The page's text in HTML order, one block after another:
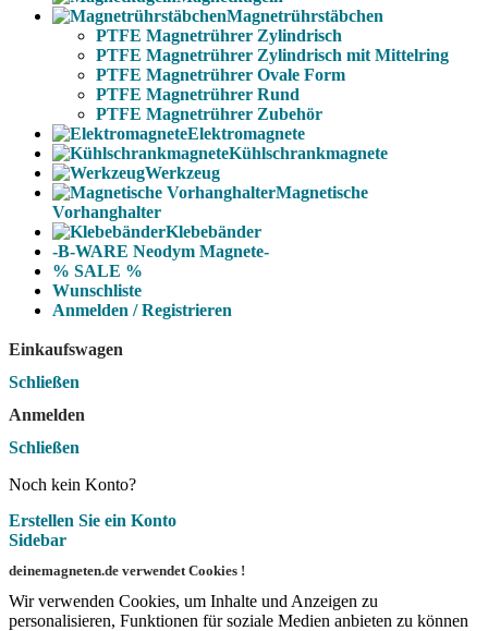
Magnetrührstäbchen
PTFE Magnetrührer Zylindrisch
PTFE Magnetrührer Zylindrisch mit Mittelring
PTFE Magnetrührer Ovale Form
PTFE Magnetrührer Rund
PTFE Magnetrührer Zubehör
Elektromagnete
Kühlschrankmagnete
Werkzeug
Magnetische
Vorhanghalter
Klebebänder
-B-WARE Neodym Magnete-
% SALE %
Wunschliste
Anmelden / Registrieren
Einkaufswagen
Schließen
Anmelden
Schließen
Noch kein Konto?
Erstellen Sie ein Konto
Sidebar
deinemagneten.de verwendet Cookies !
Wir verwenden Cookies, um Inhalte und Anzeigen zu
personalisieren, Funktionen für soziale Medien anbieten zu können